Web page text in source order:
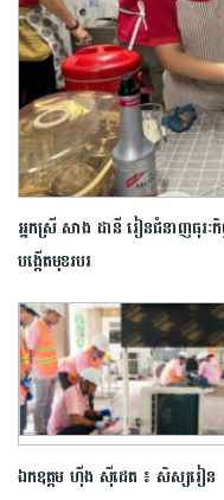
អ្នកស្រី សាង ដានី រៀន​ជំនាញ​ធុរៈ
បង្កើតមុខរបរ
ឯកឧត្តម ហ៊ីង ស៊ីដេត ៖ សិស្សរៀន